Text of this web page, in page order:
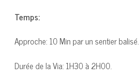
Temps:
Approche: 10 Min par un sentier balisé.
Durée de la Via: 1H30 à 2H00.